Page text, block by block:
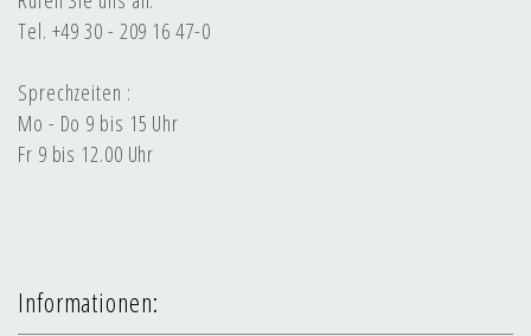
Tel. +49 30 - 209 16 47-0
Sprechzeiten :
Mo - Do 9 bis 15 Uhr
Fr 9 bis 12.00 Uhr
Informationen: